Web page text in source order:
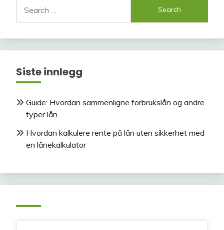
for:
Siste innlegg
Guide: Hvordan sammenligne forbrukslån og andre
typer lån
Hvordan kalkulere rente på lån uten sikkerhet med
en lånekalkulator